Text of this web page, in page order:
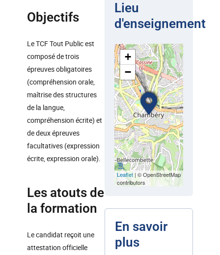
Objectifs
Le TCF Tout Public est
composé de trois
épreuves obligatoires
(compréhension orale,
maîtrise des structures
de la langue,
compréhension écrite) et
de deux épreuves
facultatives (expression
écrite, expression orale).
Les atouts de
la formation
Le candidat reçoit une
attestation officielle
Lieu
d'enseignement
+
−
Leaflet| © OpenStreetMap
contributors
En savoir
plus